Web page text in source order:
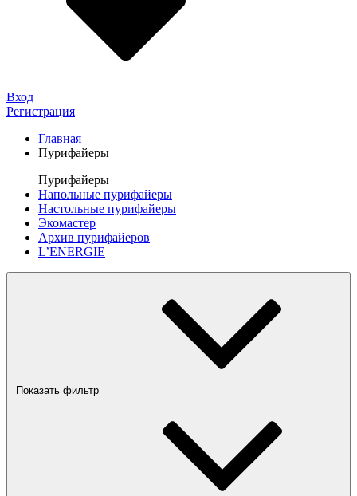
Вход
Регистрация
Главная
Пурифайеры
Пурифайеры
Напольные пурифайеры
Настольные пурифайеры
Экомастер
Архив пурифайеров
L’ENERGIE
Показать фильтр